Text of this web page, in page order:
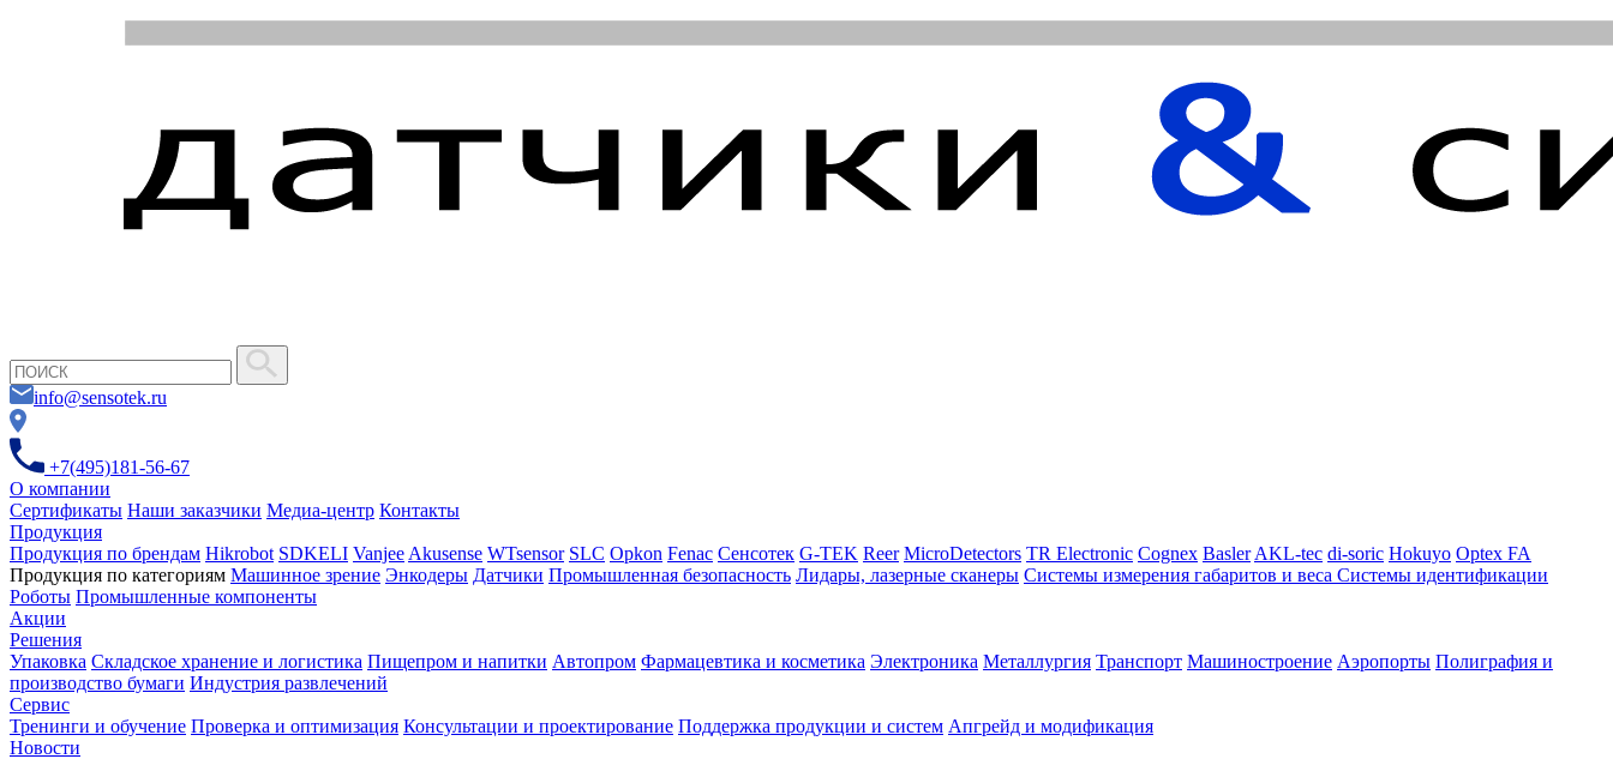
info@sensotek.ru
+7(495)181-56-67
О компании
Сертификаты Наши заказчики Медиа-центр Контакты
Продукция
Продукция по брендам Hikrobot SDKELI Vanjee Akusense WTsensor SLC Opkon Fenac Сенсотек G-TEK Reer MicroDetectors TR Electronic Cognex Basler AKL-tec di-soric Hokuyo Optex FA
Продукция по категориям Машинное зрение Энкодеры Датчики Промышленная безопасность Лидары, лазерные сканеры Системы измерения габаритов и веса Системы идентификации
Роботы Промышленные компоненты
Акции
Решения
Упаковка Складское хранение и логистика Пищепром и напитки Автопром Фармацевтика и косметика Электроника Металлургия Транспорт Машиностроение Аэропорты Полиграфия и
производство бумаги Индустрия развлечений
Сервис
Тренинги и обучение Проверка и оптимизация Консультации и проектирование Поддержка продукции и систем Апгрейд и модификация
Новости